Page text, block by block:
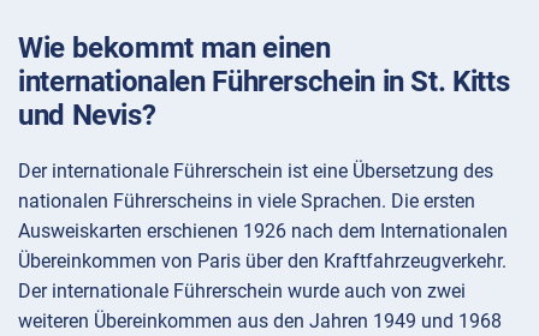
Wie bekommt man einen
internationalen Führerschein in St. Kitts
und Nevis?
Der internationale Führerschein ist eine Übersetzung des
nationalen Führerscheins in viele Sprachen. Die ersten
Ausweiskarten erschienen 1926 nach dem Internationalen
Übereinkommen von Paris über den Kraftfahrzeugverkehr.
Der internationale Führerschein wurde auch von zwei
weiteren Übereinkommen aus den Jahren 1949 und 1968